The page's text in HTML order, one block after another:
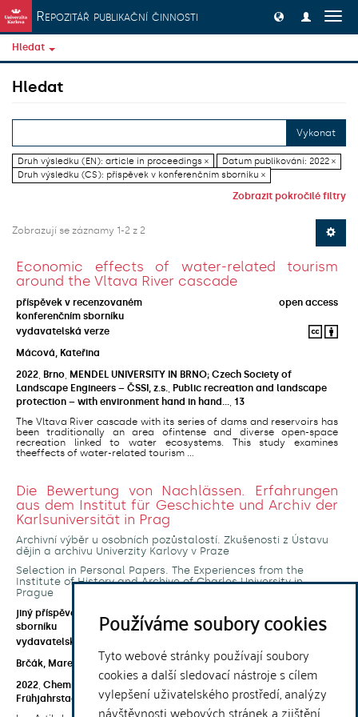
Používáme soubory cookies
Tyto webové stránky používají soubory
cookies a další sledovací nástroje s cílem
vylepšení uživatelského prostředí, analýzy
návštěvnosti webových stránek a zjištění
Přeskočit na obsah
Repozitář publikační činnosti
Hledat
Hledat
Vykonat
Druh výsledku (EN): article in proceedings ×
Datum publikování: 2022 ×
Druh výsledku (CS): příspěvek v konferenčním sborníku ×
Zobrazit pokročilé filtry
Zobrazují se záznamy 1-2 z 2
Economic effects of water-related tourism
around the Vltava River cascade
příspěvek v recenzovaném
konferenčním sborníku
open access
vydavatelská verze
Mácová, Kateřina
2022 Brno MENDEL UNIVERSITY IN BRNO; Czech Society of
Landscape Engineers – ČSSI, z.s. Public recreation and landscape
protection – with environment hand in hand… 13
The Vltava River cascade with its series of dams and reservoirs has
been traditionally an area ofintense and diverse open-space
recreation linked to water ecosystems. This study examines
theeffects of water-related tourism ...
Die Bewertung von Nachlässen. Erfahrungen
aus dem Institut für Geschichte und Archiv der
Karlsuniversität in Prag
Archivní výběr u osobních pozůstalostí. Zkušenosti z Ústavu
dějin a archivu Univerzity Karlovy v Praze
Selection in Personal Papers. The Experiences from the
Institute of History and Archive of Charles University in
Prague
jiný příspěvek v konferenčním
sborníku
vydavatelská verze
Brčák, Marek
Ďurčanský, Marek
2022 Chemnitz
Bewertung - Eine Kernaufgabe im Archiv.
Frühjahrstagung 2022 der FG 8 im VdA